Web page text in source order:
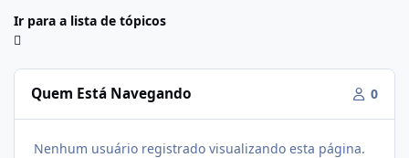
Ir para a lista de tópicos
Quem Está Navegando 0
Nenhum usuário registrado visualizando esta página.